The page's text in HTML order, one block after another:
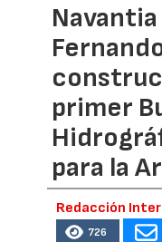
primer
para la
Redacción
726